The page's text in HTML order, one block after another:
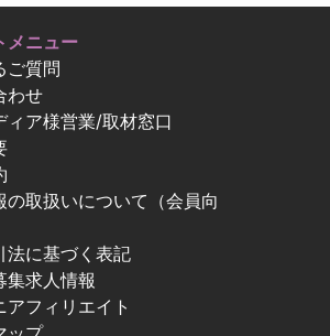
メニュー
ご質問
わせ
ィア様営業/取材窓口
の取扱いについて（会員向
法に基づく表記
集求人情報
アフィリエイト